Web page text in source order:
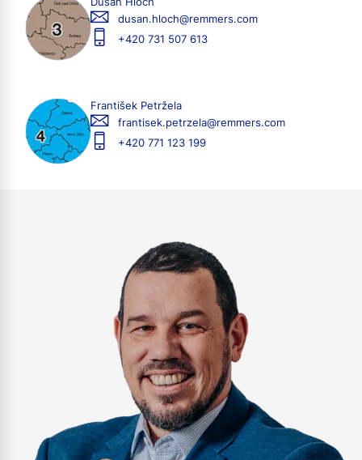
dusan.hloch@remmers.com
+420 731 507 613
František Petržela
frantisek.petrzela@remmers.com
+420 771 123 199